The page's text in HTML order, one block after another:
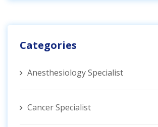
Categories
Anesthesiology Specialist
Cancer Specialist